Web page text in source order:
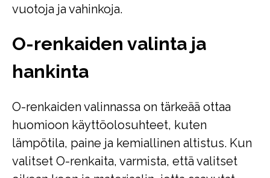
vuotoja ja vahinkoja.
O-renkaiden valinta ja
hankinta
O-renkaiden valinnassa on tärkeää ottaa
huomioon käyttöolosuhteet, kuten
lämpötila, paine ja kemiallinen altistus. Kun
valitset O-renkaita, varmista, että valitset